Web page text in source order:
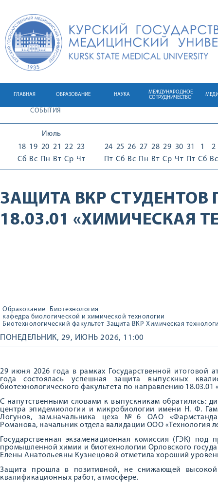
ГЛАВНАЯ ОБРАЗОВАНИЕ НАУКА
МЕЖДУНАРОДНОЕ
СОТРУДНИЧЕСТВО
СОБЫТИЯ
Июль
18
Сб
19
Вс
20
Пн
21
Вт
22
Ср
23
Чт
24
Пт
25
Сб
26
Вс
27
Пн
28
Вт
29
Ср
30
Чт
31
Пт
1
Сб
2
Вс
ЗАЩИТА ВКР
18.03.01 «ХИМИЧЕСКАЯ
Образование
Биотехнология
кафедра биологической и химической технологии
Биотехнологический факультет Защита ВКР Химическая
ПОНЕДЕЛЬНИК, 29, ИЮНЬ 2026, 11:00
29 июня 2026 года в рамках Государственной итоговой
года состоялась успешная защита выпускных
биотехнологического факультета по направлению 18.03.01
С напутственными словами к выпускникам обратились:
центра эпидемиологии и микробиологии имени Н. Ф.
Логунов, зам.начальника цеха №6 ОАО
Романова, начальник отдела валидации ООО «Технология
Государственная экзаменационная комиссия (ГЭК) под
промышленной химии и биотехнологии Орловского
Елены Анатольевны Кузнецовой отметила хороший
Защита прошла в позитивной, не снижающей высокой
квалификационных работ, атмосфере.